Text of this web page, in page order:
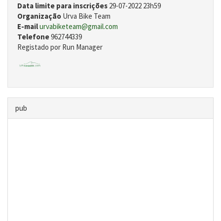
Data limite para inscrições 29-07-2022 23h59
Organização Urva Bike Team
E-mailurvabiketeam@gmail.com
Telefone962744339
Registado por Run Manager
pub